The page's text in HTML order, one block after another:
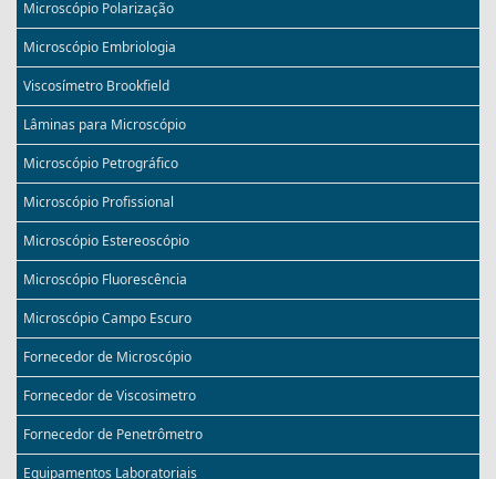
Microscópio Polarização
Microscópio Embriologia
Viscosímetro Brookfield
Lâminas para Microscópio
Microscópio Petrográfico
Microscópio Profissional
Microscópio Estereoscópio
Microscópio Fluorescência
Microscópio Campo Escuro
Fornecedor de Microscópio
Fornecedor de Viscosimetro
Fornecedor de Penetrômetro
Equipamentos Laboratoriais